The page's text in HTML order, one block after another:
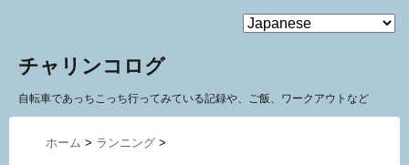
MENU
チャリンコログ
自転車であっちこっち行ってみている記録や、ご飯、ワークアウトなど
ホーム > ランニング >